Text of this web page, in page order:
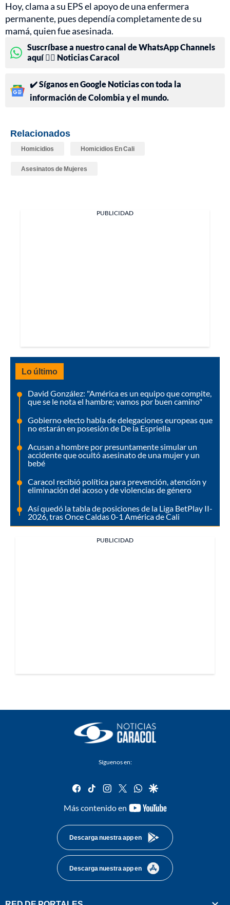
Hoy, clama a su EPS el apoyo de una enfermera
permanente, pues dependía completamente de su
mamá, quien fue asesinada.
Suscríbase a nuestro canal de WhatsApp Channels
aquí 👉🏻 Noticias Caracol
✔️ Síganos en Google Noticias con toda la
información de Colombia y el mundo.
Relacionados
Homicidios Homicidios En Cali
Asesinatos de Mujeres
PUBLICIDAD
Lo último
David González: "América es un equipo que compite,
que se le nota el hambre; vamos por buen camino"
Gobierno electo habla de delegaciones europeas que
no estarán en posesión de De la Espriella
Acusan a hombre por presuntamente simular un
accidente que ocultó asesinato de una mujer y un
bebé
Caracol recibió política para prevención, atención y
eliminación del acoso y de violencias de género
Así quedó la tabla de posiciones de la Liga BetPlay II-
2026, tras Once Caldas 0-1 América de Cali
PUBLICIDAD
Síguenos en:
facebook
tiktok instagram
twitterwhatsapp
google
Más contenido en
youtube-
Descarga nuestra app en
Descarga nuestra app en